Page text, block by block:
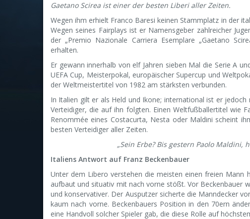
Gaetano Scirea ist einer der besten Liberi aller Zeiten.
Wegen ihm erhielt Franco Baresi keinen Stammplatz in der
Wegen seines Fairplays ist er Namensgeber zahlreicher
der „Premio Nazionale Carriera Esemplare „Gaetano
erhalten.
Er gewann innerhalb von elf Jahren sieben Mal die Serie A
UEFA Cup, Meisterpokal, europäischer Supercup und
der Weltmeistertitel von 1982 am stärksten verbunden.
In Italien gilt er als Held und Ikone; international ist er
Verteidiger, die auf ihn folgten. Einen Weltfußballertitel wie
Renommée eines Costacurta, Nesta oder Maldini scheint
besten Verteidiger aller Zeiten.
„Sein Erbe? Bis gestern Paolo Maldini,
Italiens Antwort auf Franz Beckenbauer
Unter dem Libero verstehen die meisten einen freien Mann
aufbaut und situativ mit nach vorne stößt. Vor Beckenbauer
und konservativer. Der Ausputzer sicherte die Manndecker
kaum nach vorne. Beckenbauers Position in den 70ern
eine Handvoll solcher Spieler gab, die diese Rolle auf